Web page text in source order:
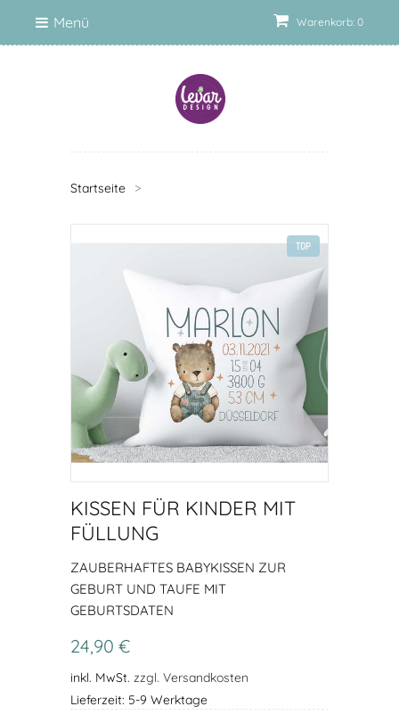
Warenkorb: 0
Menü
Startseite >
TOP
KISSEN FÜR KINDER MIT
FÜLLUNG
ZAUBERHAFTES BABYKISSEN ZUR
GEBURT UND TAUFE MIT
GEBURTSDATEN
24,90 €
inkl. MwSt. zzgl. Versandkosten
Lieferzeit: 5-9 Werktage